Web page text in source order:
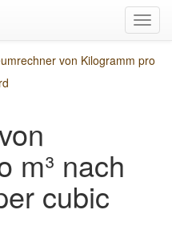
von Kilogramm pro
m³ nach
cubic